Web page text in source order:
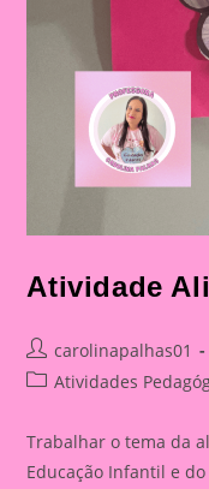
Atividade
Post
author:
carolinapalhas01
PostAtividades
Trabalhar o tema da
Educação Infantil e